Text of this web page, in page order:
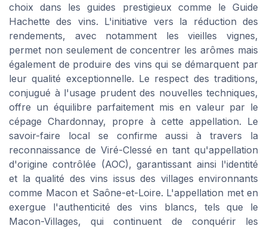
choix dans les guides prestigieux comme le Guide
Hachette des vins. L'initiative vers la réduction des
rendements, avec notamment les vieilles vignes,
permet non seulement de concentrer les arômes mais
également de produire des vins qui se démarquent par
leur qualité exceptionnelle. Le respect des traditions,
conjugué à l'usage prudent des nouvelles techniques,
offre un équilibre parfaitement mis en valeur par le
cépage Chardonnay, propre à cette appellation. Le
savoir-faire local se confirme aussi à travers la
reconnaissance de Viré-Clessé en tant qu'appellation
d'origine contrôlée (AOC), garantissant ainsi l'identité
et la qualité des vins issus des villages environnants
comme Macon et Saône-et-Loire. L'appellation met en
exergue l'authenticité des vins blancs, tels que le
Macon-Villages, qui continuent de conquérir les